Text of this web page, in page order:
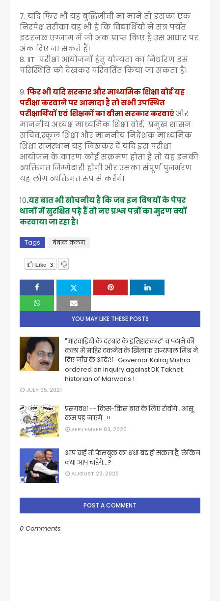
7. यदि फिर भी यह बुद्धिजीवी ना माने तो इसका एक
निरपेक्ष तरीका यह भी है कि विद्यार्थियों ने सत्र पर्यंत
इंटरनल एग्जाम में जो अंक प्राप्त किए हैं उस आधार पर
अंक दिए जा सकते हैं।
8. IIT परीक्षा आयोजनों हेतु योग्यता का निर्धारण इस
परिस्थिति को देखकर परिवर्तित किया जा सकता है।
9.फिर भी यदि सरकार और माध्यमिक शिक्षा बोर्ड यह
परीक्षा करवाने पर आमादा है तो सभी उपस्थित
परीक्षार्थियों एवं शिक्षकों का बीमा सरकार करवाएंऔर
माननीय अध्यक्ष माध्यमिक शिक्षा बोर्ड, प्रमुख शासन
सचिव,स्कूल शिक्षा और माननीय निदेशक माध्यमिक
शिक्षा राजस्थान यह लिखकर दें यदि इस परीक्षा
आयोजन के कारण कोई संक्रमण होता है तो यह इनकी
व्यक्तिगत जिम्मेदारी होगी और उसका संपूर्ण पुनर्भरण
यह लोग व्यक्तिगत रूप से करेंगे।
10.यह बात भी सोचनीय है कि जब इन विषयों के पेपर
थानों में सुरक्षित पड़े हैं तो नए प्रश्न पत्रों का मुद्रण क्यों
करवाया जा रहा है।
Tags बेबाक़ क़लम
Like 3
YOU MAY LIKE THESE POSTS
"मारवाड़ियों के दरबार के इतिहासकार" व पटाने की
कला में माहिर टकनेत के खिलाफ राज्यपाल मिश्र ने
दिए जाँच के आदेश- Governor Kalraj Mishra
ordered an inquiry against DK Taknet
historian of Marwaris !
JULY 05, 2021
प्रसंगवश -- किस-किस बात के लिए रोवोगे.. आंसू
कम पड़ जाएंगे...!!
SEPTEMBER 03, 2020
आप चाहें तो फेसबुक का धंधा बंद हो सकता है, लेकिन
क्या आप चाहेंगे...?
AUGUST 23, 2020
POST A COMMENT
0 Comments